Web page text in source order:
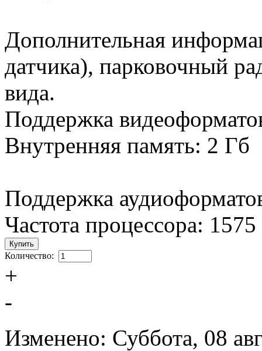
Дополнительная
датчика), парковочный
вида.
Поддержка
Внутренняя память: 2 Гб
Поддержка
Частота процессора:
Количество:
+
-
Изменено: Суббота, 08